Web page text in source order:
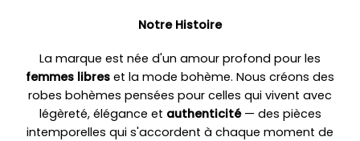
Notre Histoire
La marque est née d'un amour profond pour les
femmes libres et la mode bohème. Nous créons des
robes bohèmes pensées pour celles qui vivent avec
légèreté, élégance et authenticité— des pièces
intemporelles qui s'accordent à chaque moment de